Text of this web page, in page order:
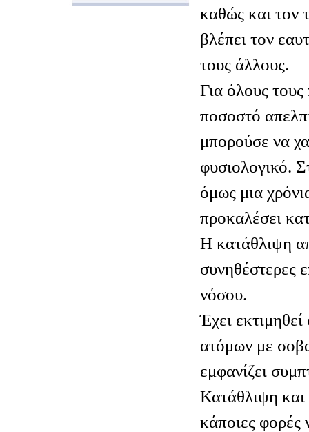
καθώς και τον
βλέπει τον
τους άλλους.
Για όλους
ποσοστό
μπορούσε να
φυσιολογικό.
όμως μια
προκαλέσει
Η κατάθλιψη
συνηθέστερες
νόσου.
Έχει
ατόμων με
εμφανίζει
Κατάθλιψη
κάποιες φορές